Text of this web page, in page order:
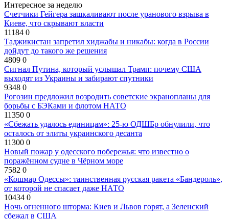
Интересное за неделю
Счетчики Гейгера зашкаливают после уранового взрыва в
Киеве, что скрывают власти
11184 0
Таджикистан запретил хиджабы и никабы: когда в России
дойдут до такого же решения
4809 0
Сигнал Путина, который услышал Трамп: почему США
выходят из Украины и забирают спутники
9348 0
Рогозин предложил возродить советские экранопланы для
борьбы с БЭКами и флотом НАТО
11350 0
«Сбежать удалось единицам»: 25-ю ОДШБр обнулили, что
осталось от элиты украинского десанта
11300 0
Новый пожар у одесского побережья: что известно о
поражённом судне в Чёрном море
7582 0
«Кошмар Одессы»: таинственная русская ракета «Бандероль»,
от которой не спасает даже НАТО
10434 0
Ночь огненного шторма: Киев и Львов горят, а Зеленский
сбежал в США